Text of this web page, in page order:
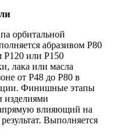
орбитальной
абразивом Р80
или Р150
лака или масла
от P48 до P80 в
Финишные этапы
изделиями
влияющий на
Выполняется